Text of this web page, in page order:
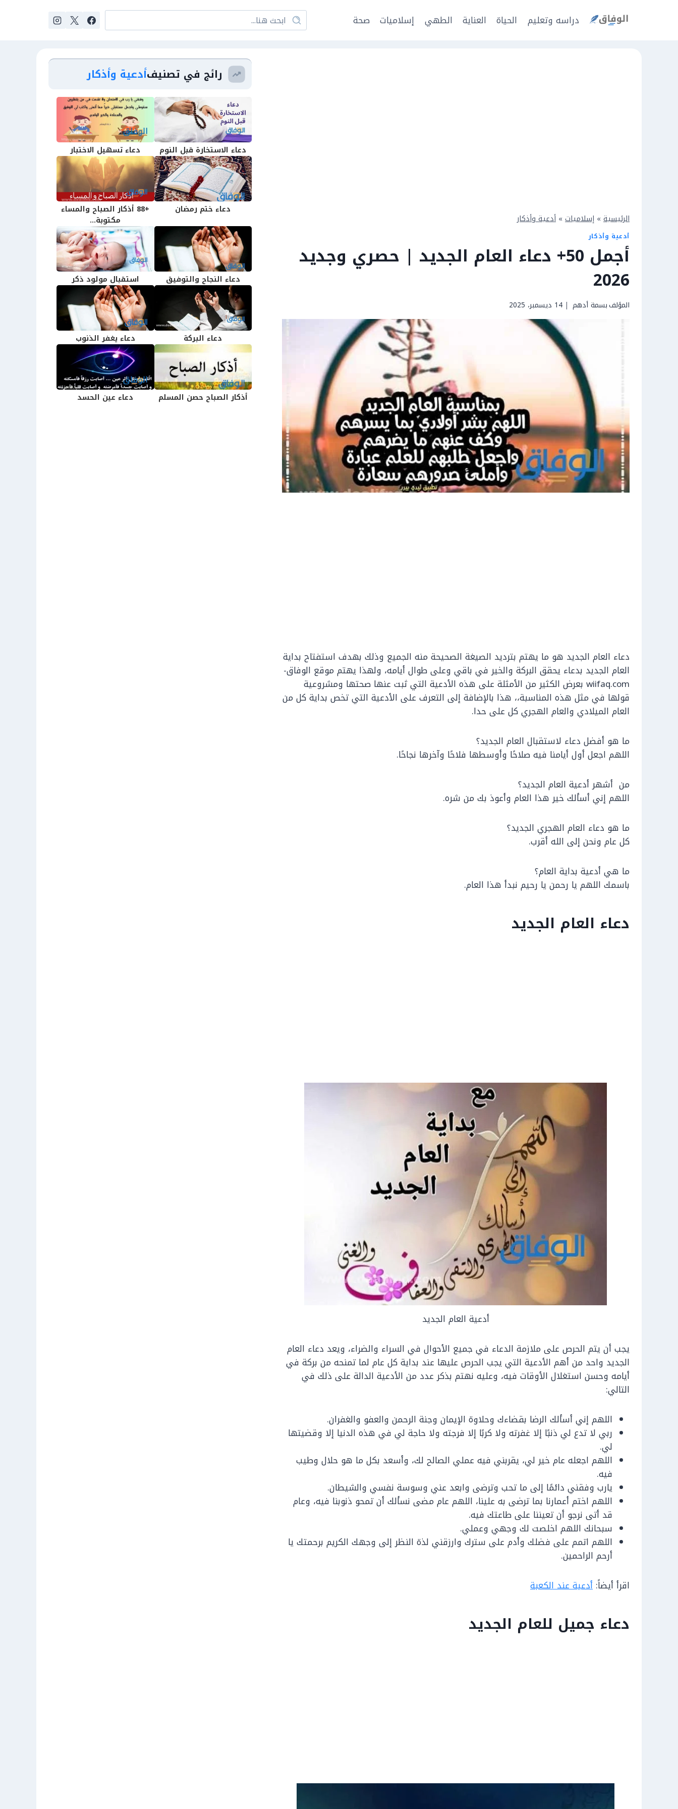
دراسه وتعليم الحياة العناية الطهي إسلاميات صحة
الرئيسية » إسلاميات » أدعية وأذكار
أدعية وأذكار
أجمل 50+ دعاء العام الجديد | حصري وجديد
2026
المؤلفبسمة أدهم 14 ديسمبر، 2025
دعاء العام الجديد هو ما يهتم بترديد الصيغة الصحيحة منه الجميع وذلك بهدف استفتاح بداية
العام الجديد بدعاء يحقق البركة والخير في باقي وعلى طوال أيامه، ولهذا يهتم موقع الوفاق-
wiifaq.com بعرض الكثير من الأمثلة على هذه الأدعية التي ثبت عنها صحتها ومشروعية
قولها في مثل هذه المناسبة،، هذا بالإضافة إلى التعرف على الأدعية التي تخص بداية كل من
العام الميلادي والعام الهجري كل على حدا.
ما هو أفضل دعاء لاستقبال العام الجديد؟
اللهم اجعل أول أيامنا فيه صلاحًا وأوسطها فلاحًا وآخرها نجاحًا.
من أشهر أدعية العام الجديد؟
اللهم إني أسألك خير هذا العام وأعوذ بك من شره.
ما هو دعاء العام الهجري الجديد؟
كل عام ونحن إلى الله أقرب.
ما هي أدعية بداية العام؟
باسمك اللهم يا رحمن يا رحيم نبدأ هذا العام.
دعاء العام الجديد
أدعية العام الجديد
يجب أن يتم الحرص على ملازمة الدعاء في جميع الأحوال في السراء والضراء، ويعد دعاء العام
الجديد واحد من أهم الأدعية التي يجب الحرص عليها عند بداية كل عام لما تمنحه من بركة في
أيامه وحسن استغلال الأوقات فيه، وعليه نهتم بذكر عدد من الأدعية الدالة على ذلك في
التالي:
اللهم إني أسألك الرضا بقضاءك وحلاوة الإيمان وجنة الرحمن والعفو والغفران.
ربي لا تدع لي ذنبًا إلا غفرته ولا كربًا إلا فرجته ولا حاجة لي في هذه الدنيا إلا وقضيتها
لي.
اللهم اجعله عام خير لي، يقربني فيه عملي الصالح لك، وأسعد بكل ما هو حلال وطيب
فيه.
يارب وفقني دائمًا إلى ما تحب وترضى وابعد عني وسوسة نفسي والشيطان.
اللهم اختم أعمارنا بما ترضى به علينا، اللهم عام مضى نسألك أن تمحو ذنوبنا فيه، وعام
قد أتى نرجو أن تعيننا على طاعتك فيه.
سبحانك اللهم اخلصت لك وجهي وعملي.
اللهم اتمم على فضلك وأدم على سترك وارزقني لذة النظر إلى وجهك الكريم برحمتك يا
أرحم الراحمين.
اقرأ أيضاً: أدعية عند الكعبة
دعاء جميل للعام الجديد
رائج في تصنيفأدعية وأذكار
دعاء الاستخارة قبل النوم دعاء تسهيل الاختبار
دعاء ختم رمضان
+88 أذكار الصباح والمساء
مكتوبة...
دعاء النجاح والتوفيق استقبال مولود ذكر
دعاء البركة دعاء يغفر الذنوب
أذكار الصباح حصن المسلم دعاء عين الحسد